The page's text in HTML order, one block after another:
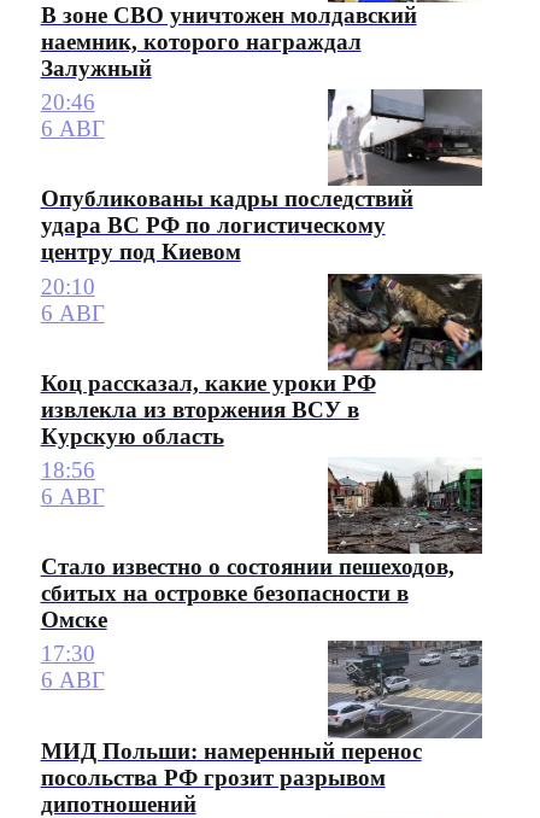
В зоне СВО уничтожен молдавский
наемник, которого награждал
Залужный
20:46
6 АВГ
Опубликованы кадры последствий
удара ВС РФ по логистическому
центру под Киевом
20:10
6 АВГ
Коц рассказал, какие уроки РФ
извлекла из вторжения ВСУ в
Курскую область
18:56
6 АВГ
Стало известно о состоянии пешеходов,
сбитых на островке безопасности в
Омске
17:30
6 АВГ
МИД Польши: намеренный перенос
посольства РФ грозит разрывом
дипотношений